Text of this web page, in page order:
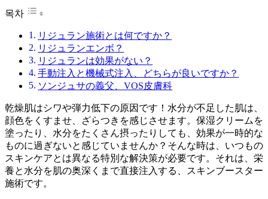
목차
リジュラン施術とは何ですか？
リジュランエンボ？
リジュランは効果がない？
手動注入と機械式注入、どちらが良いですか？
ソンジュサの義父、VOS皮膚科
乾燥肌はシワや弾力低下の原因です！水分が不足した肌は、
顔色をくすませ、ざらつきを感じさせます。保湿クリームを
塗ったり、水分をたくさん摂ったりしても、効果が一時的な
ものに過ぎないと感じていませんか？そんな時は、いつもの
スキンケアとは異なる特別な解決策が必要です。それは、栄
養と水分を肌の奥深くまで直接注入する、スキンブースター
施術です。